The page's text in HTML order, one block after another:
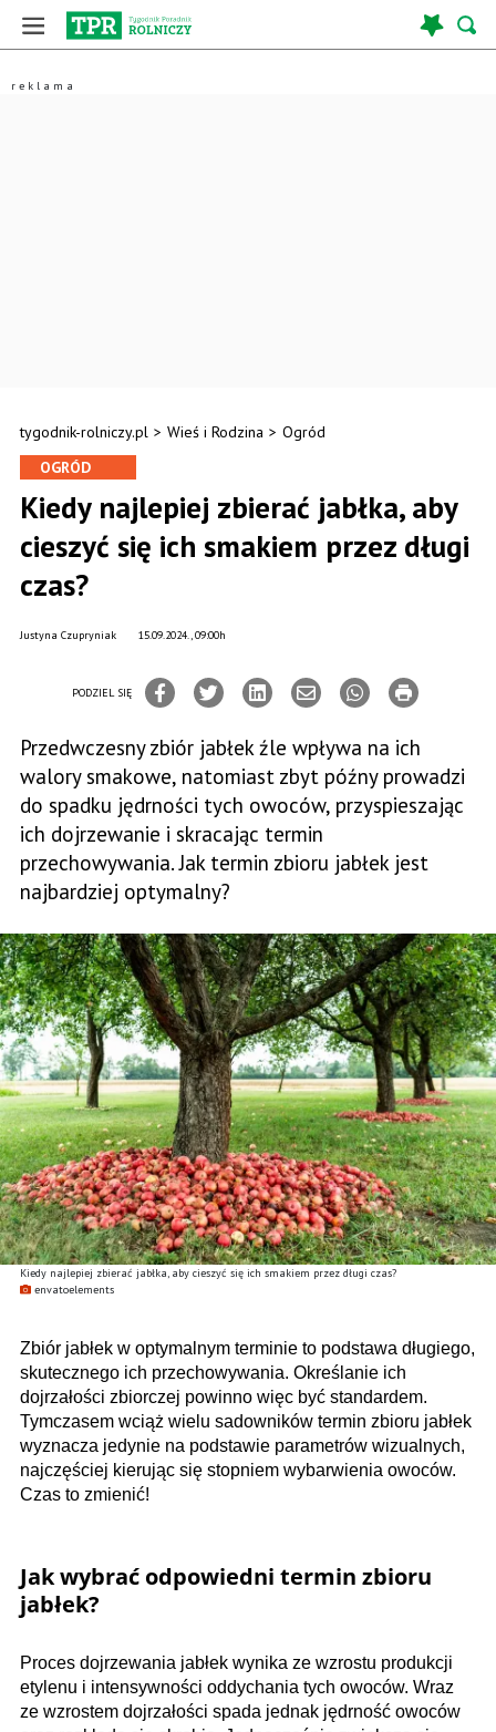
tygodnik-rolniczy.pl > Wieś i Rodzina > Ogród
Kiedy najlepiej zbierać jabłka, aby cieszyć się ich smakiem przez długi czas?
envatoelements
OGRÓD
Kiedy najlepiej zbierać jabłka, aby
cieszyć się ich smakiem przez długi
czas?
15.09.2024., 09:00h
Justyna Czupryniak
PODZIEL SIĘ
Przedwczesny zbiór jabłek źle wpływa na ich
walory smakowe, natomiast zbyt późny prowadzi
do spadku jędrności tych owoców, przyspieszając
ich dojrzewanie i skracając termin
przechowywania. Jak termin zbioru jabłek jest
najbardziej optymalny?
Zbiór jabłek w optymalnym terminie to podstawa długiego,
skutecznego ich przechowywania. Określanie ich
dojrzałości zbiorczej powinno więc być standardem.
Tymczasem wciąż wielu sadowników termin zbioru jabłek
wyznacza jedynie na podstawie parametrów wizualnych,
najczęściej kierując się stopniem wybarwienia owoców.
Czas to zmienić!
Jak wybrać odpowiedni termin zbioru
jabłek?
Proces dojrzewania jabłek wynika ze wzrostu produkcji
etylenu i intensywności oddychania tych owoców. Wraz
ze wzrostem dojrzałości spada jednak jędrność owoców